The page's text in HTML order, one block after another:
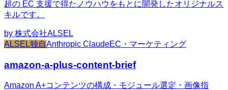
超の EC 支援で得たノウハウをもとに開発したオリジナルス
キルです。
by 株式会社ALSEL
ALSEL独自Anthropic ClaudeEC・マーケティング
amazon-a-plus-content-brief
Amazon A+コンテンツの構成・モジュール選定・画像指